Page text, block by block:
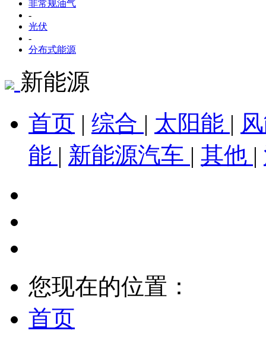
非常规油气
-
光伏
-
分布式能源
新能源
首页 | 综合 | 太阳能 |
能 | 新能源汽车 | 其他 |
您现在的位置：
首页